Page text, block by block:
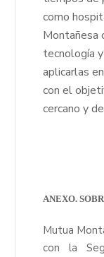
como
Montañesa
tecnología
aplicarlas
con el
cercano y
ANEXO.
Mutua
con la